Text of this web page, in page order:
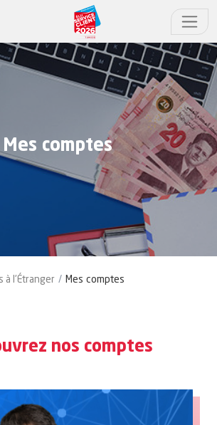
Mes comptes
à l'Étranger Mes comptes
nos comptes